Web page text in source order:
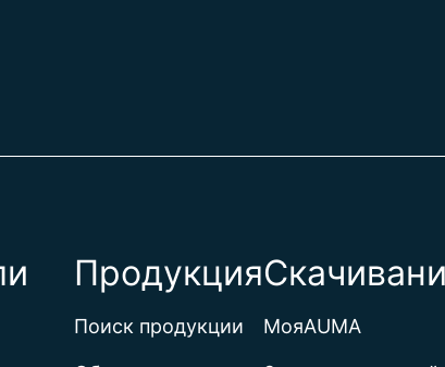
Продукция
Поиск продукции МояAUMA